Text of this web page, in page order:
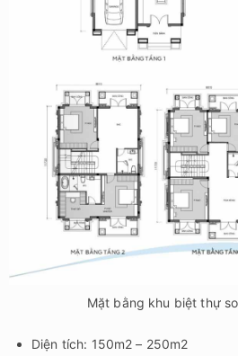
Mặt bằng khu biệt thự
Diện tích: 150m2 – 250m2